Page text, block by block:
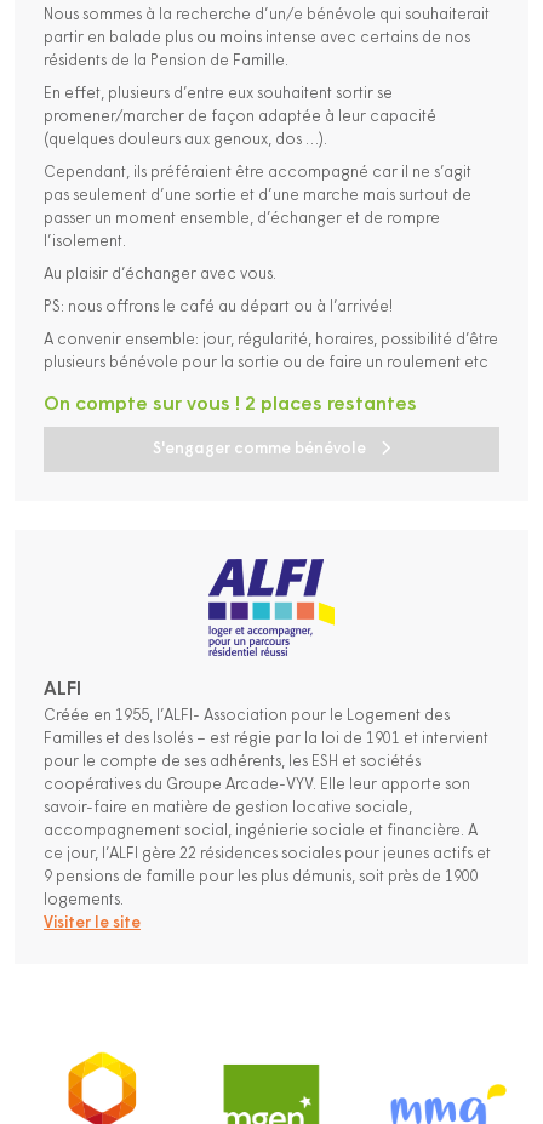
Nous sommes à la recherche d’un/e bénévole qui souhaiterait
partir en balade plus ou moins intense avec certains de nos
résidents de la Pension de Famille.
En effet, plusieurs d’entre eux souhaitent sortir se
promener/marcher de façon adaptée à leur capacité
(quelques douleurs aux genoux, dos …).
Cependant, ils préféraient être accompagné car il ne s’agit
pas seulement d’une sortie et d’une marche mais surtout de
passer un moment ensemble, d’échanger et de rompre
l’isolement.
Au plaisir d’échanger avec vous.
PS: nous offrons le café au départ ou à l’arrivée!
A convenir ensemble: jour, régularité, horaires, possibilité d’être
plusieurs bénévole pour la sortie ou de faire un roulement etc
S'engager comme bénévole
On compte sur vous ! 2 places restantes
ALFI
Créée en 1955, l’ALFI- Association pour le Logement des
Familles et des Isolés – est régie par la loi de 1901 et intervient
pour le compte de ses adhérents, les ESH et sociétés
coopératives du Groupe Arcade-VYV. Elle leur apporte son
savoir-faire en matière de gestion locative sociale,
accompagnement social, ingénierie sociale et financière. A
ce jour, l’ALFI gère 22 résidences sociales pour jeunes actifs et
9 pensions de famille pour les plus démunis, soit près de 1900
logements.
Visiter le site